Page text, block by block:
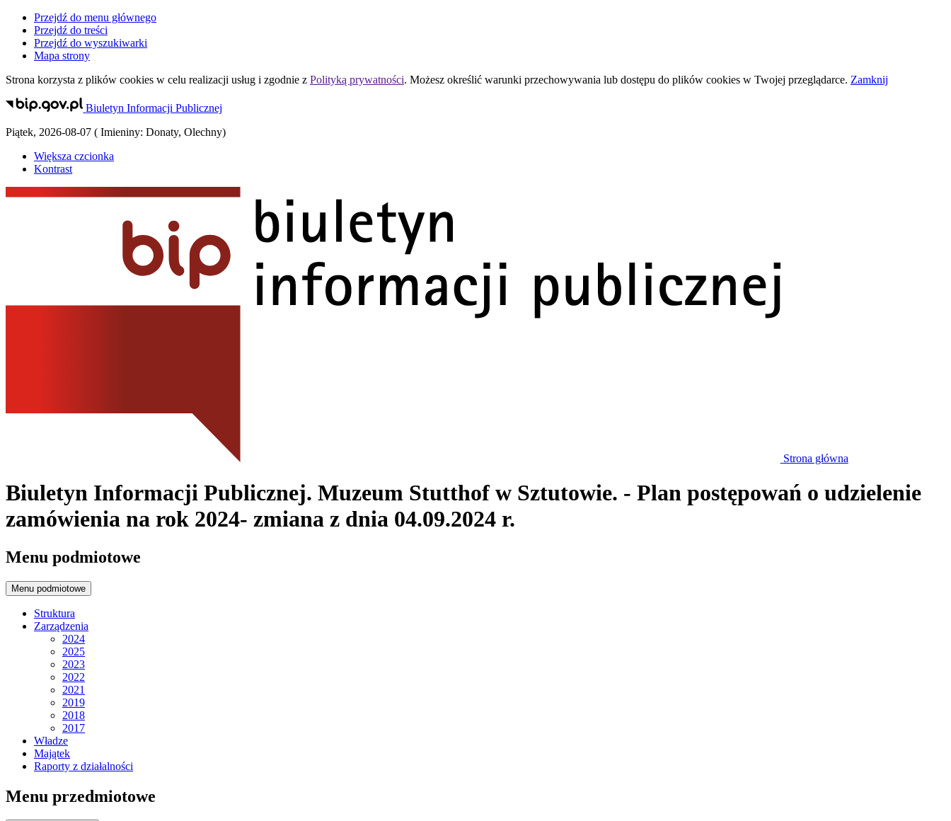
Przejdź do menu głównego
Przejdź do treści
Przejdź do wyszukiwarki
Mapa strony
Strona korzysta z plików cookies w celu realizacji usług i zgodnie z Polityką prywatności. Możesz określić warunki przechowywania lub dostępu do plików cookies w Twojej przeglądarce. Zamknij
Biuletyn Informacji Publicznej
Piątek, 2026-08-07 ( Imieniny: Donaty, Olechny)
Większa czcionka
Kontrast
Strona główna
Biuletyn Informacji Publicznej. Muzeum Stutthof w Sztutowie. - Plan postępowań o udzielenie
zamówienia na rok 2024- zmiana z dnia 04.09.2024 r.
Menu podmiotowe
Menu podmiotowe
Struktura
Zarządzenia
2024
2025
2023
2022
2021
2019
2018
2017
Władze
Majątek
Raporty z działalności
Menu przedmiotowe